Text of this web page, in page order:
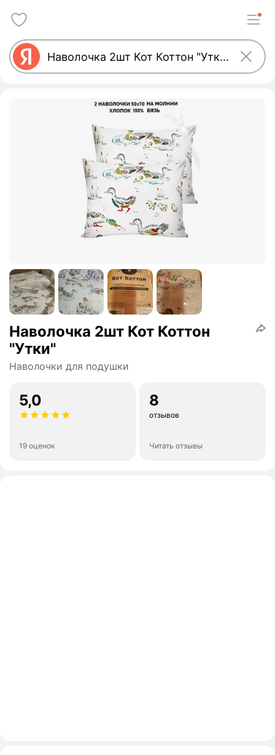
Наволочка 2шт Кот Коттон
"Утки"
Наволочки для подушки
5,0
19 оценок
8
отзывов
Читать отзывы